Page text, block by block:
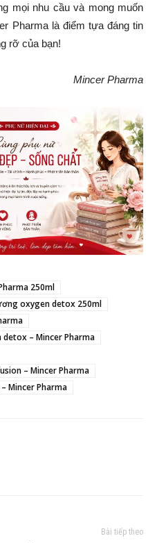
mọi nhu cầu và mong muốn
Pharma là điểm tựa đáng tin
rỡ của bạn!
Mincer Pharma
250ml
oxygen detox 250ml
– Mincer Pharma
– Mincer Pharma
Mincer Pharma
Bài tiếp theo